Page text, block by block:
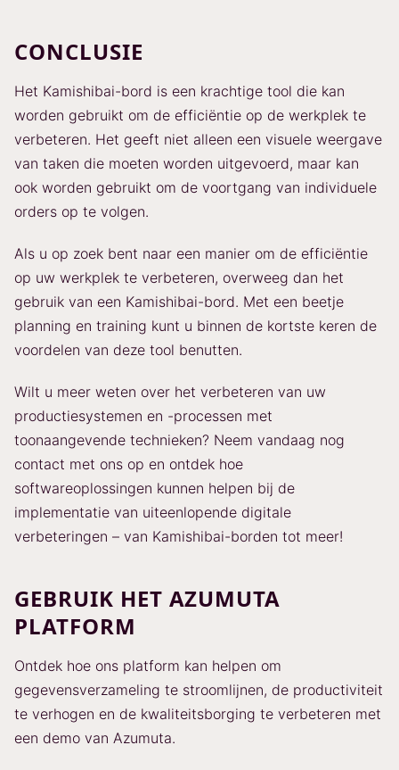
CONCLUSIE
Het Kamishibai-bord is een krachtige tool die kan
worden gebruikt om de efficiëntie op de werkplek te
verbeteren. Het geeft niet alleen een visuele weergave
van taken die moeten worden uitgevoerd, maar kan
ook worden gebruikt om de voortgang van individuele
orders op te volgen.
Als u op zoek bent naar een manier om de efficiëntie
op uw werkplek te verbeteren, overweeg dan het
gebruik van een Kamishibai-bord. Met een beetje
planning en training kunt u binnen de kortste keren de
voordelen van deze tool benutten.
Wilt u meer weten over het verbeteren van uw
productiesystemen en -processen met
toonaangevende technieken? Neem vandaag nog
contact met ons op en ontdek hoe
softwareoplossingen kunnen helpen bij de
implementatie van uiteenlopende digitale
verbeteringen – van Kamishibai-borden tot meer!
GEBRUIK HET AZUMUTA
PLATFORM
Ontdek hoe ons platform kan helpen om
gegevensverzameling te stroomlijnen, de productiviteit
te verhogen en de kwaliteitsborging te verbeteren met
een demo van Azumuta.